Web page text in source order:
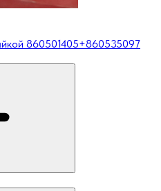
860501405+860535097